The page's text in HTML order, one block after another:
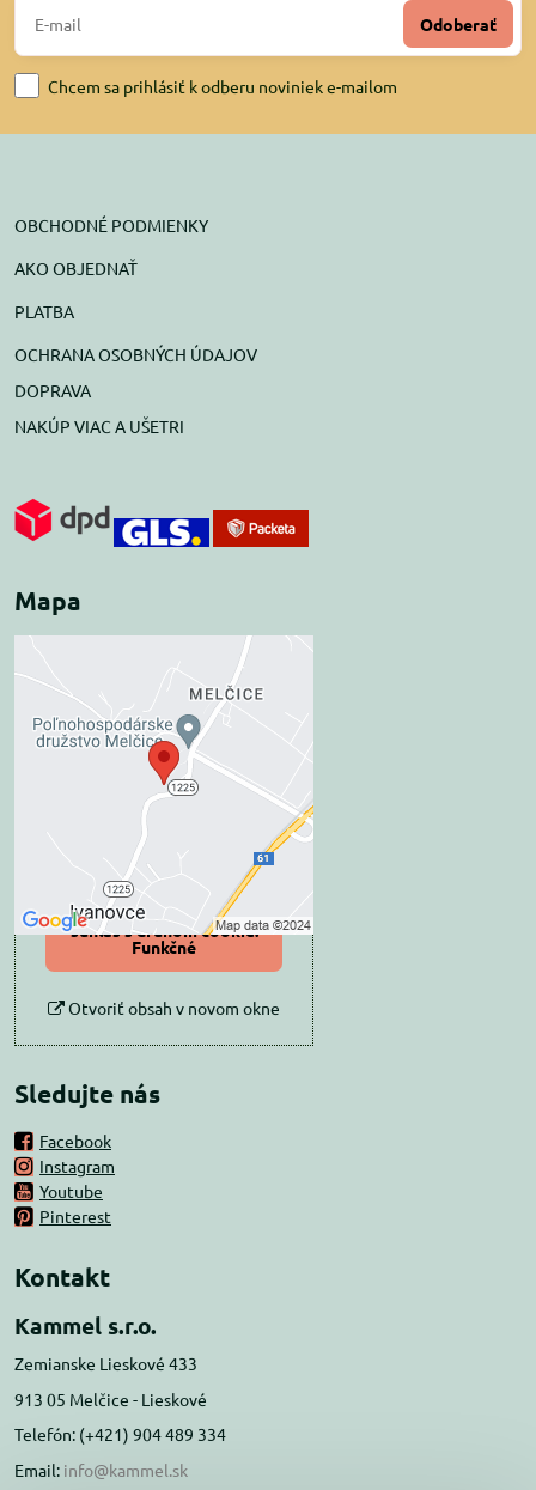
Odoberať
Chcem sa prihlásiť k odberu noviniek e-mailom
OBCHODNÉ PODMIENKY
AKO OBJEDNAŤ
PLATBA
OCHRANA OSOBNÝCH ÚDAJOV
DOPRAVA
NAKÚP VIAC A UŠETRI
Mapa
Externý obsah je
blokovaný Voľbami
súkromia
Prajete si načítať externý obsah?
Povoliť tentokrát
Povoliť a zapamätať -
súhlas s druhom cookie:
Funkčné
Otvoriť obsah v novom okne
Sledujte nás
Facebook
Instagram
Youtube
Pinterest
Kontakt
Kammel s.r.o.
Zemianske Lieskové 433
913 05 Melčice - Lieskové
Telefón: (+421) 904 489 334
Email: info@kammel.sk